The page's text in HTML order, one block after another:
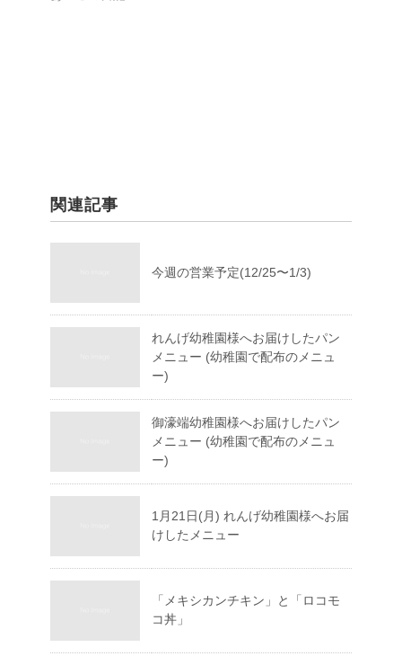
関連記事
今週の営業予定(12/25〜1/3)
れんげ幼稚園様へお届けしたパン
メニュー (幼稚園で配布のメニュ
ー)
御濠端幼稚園様へお届けしたパン
メニュー (幼稚園で配布のメニュ
ー)
1月21日(月) れんげ幼稚園様へお届
けしたメニュー
「メキシカンチキン」と「ロコモ
コ丼」